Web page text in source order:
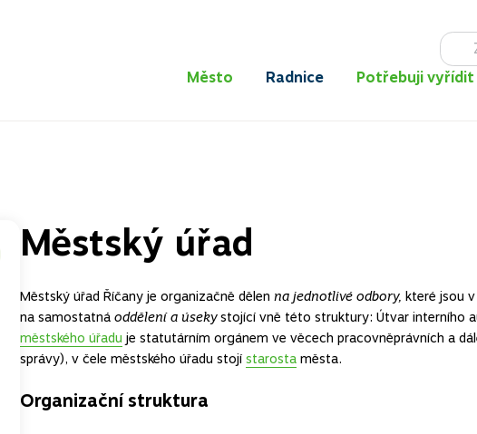
Město Radnice Potřebuji vyřídit
Městský úřad
Městský úřad Říčany je organizačně dělenna jednotlivé odbory,které jsou
na samostatnáoddělení a úsekystojící vně této struktury: Útvar interního
městského úřadu je statutárním orgánem ve věcech pracovněprávních a
správy), v čele městského úřadu stojístarosta města.
Organizační struktura
TOGGLE
TOGGLE